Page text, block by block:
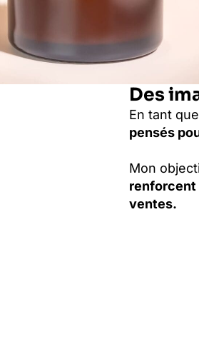
Des
En tant
pensés
Mon
renforcent
ventes.